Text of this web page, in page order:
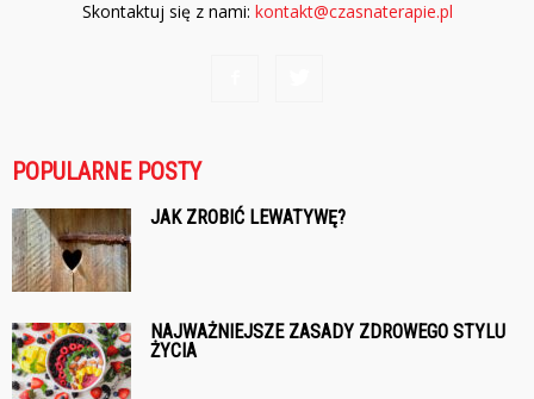
Skontaktuj się z nami: kontakt@czasnaterapie.pl
POPULARNE POSTY
JAK ZROBIĆ LEWATYWĘ?
NAJWAŻNIEJSZE ZASADY ZDROWEGO STYLU
ŻYCIA